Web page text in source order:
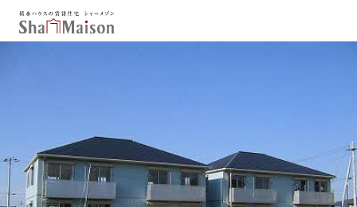
北海道 東北
関東
中部
関西
中国・四国